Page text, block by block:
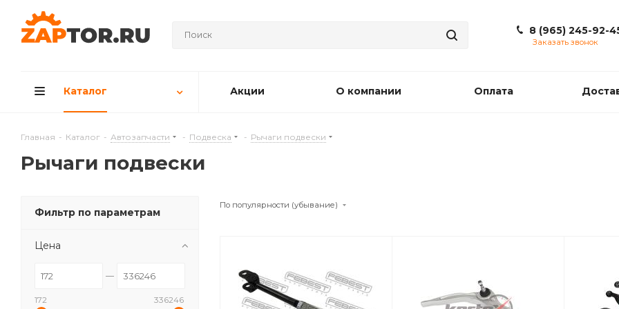
8 (965) 245-92-
Заказать звонок
Каталог Акции О компании Оплата
Главная - Каталог - Автозапчасти - Подвеска - Рычаги подвески
Рычаги подвески
По популярности (убывание)
Фильтр по параметрам
Цена
172 336246